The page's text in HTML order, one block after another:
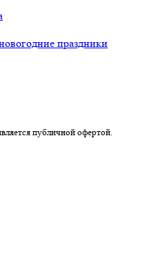
праздники
публичной офертой.